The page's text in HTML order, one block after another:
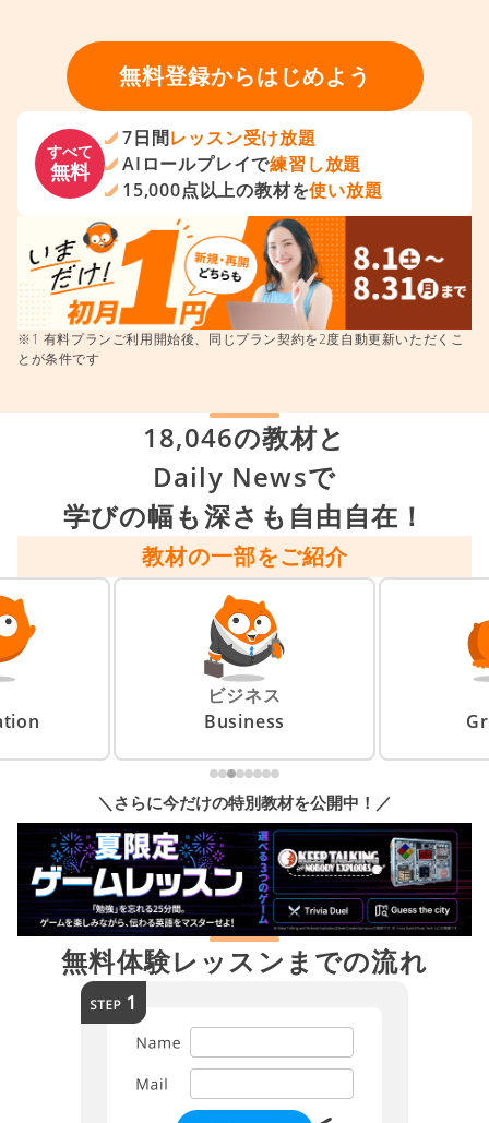
無料登録からはじめよう
すべて
無料
7日間レッスン受け放題
AIロールプレイで練習し放題
15,000点以上の教材を使い放題
※1 有料プランご利用開始後、同じプラン契約を2度自動更新いただくこ
とが条件です
18,046の教材と
Daily Newsで
学びの幅も深さも自由自在！
教材の一部をご紹介
ビジネス
Business
＼さらに今だけの特別教材を公開中！／
無料体験レッスンまでの流れ